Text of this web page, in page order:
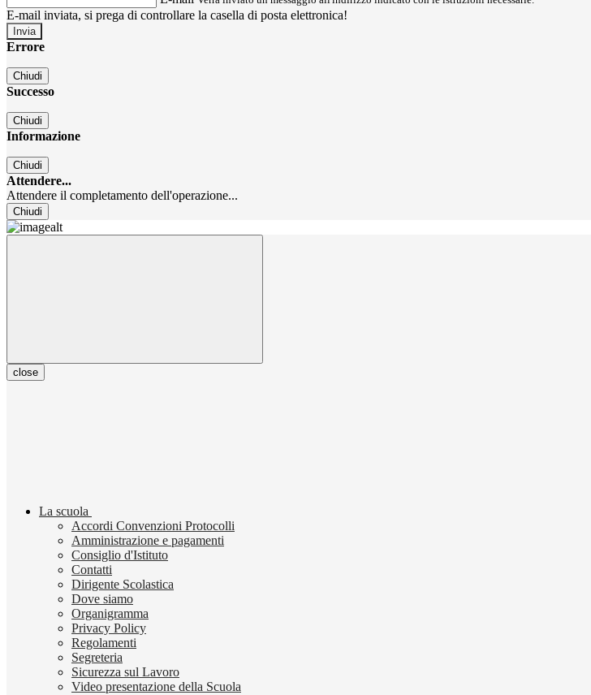
E-mail inviata, si prega di controllare la casella di posta elettronica!
Errore
Chiudi
Successo
Chiudi
Informazione
Chiudi
Attendere...
Attendere il completamento dell'operazione...
Chiudi
close
La scuola
Accordi Convenzioni Protocolli
Amministrazione e pagamenti
Consiglio d'Istituto
Contatti
Dirigente Scolastica
Dove siamo
Organigramma
Privacy Policy
Regolamenti
Segreteria
Sicurezza sul Lavoro
Video presentazione della Scuola